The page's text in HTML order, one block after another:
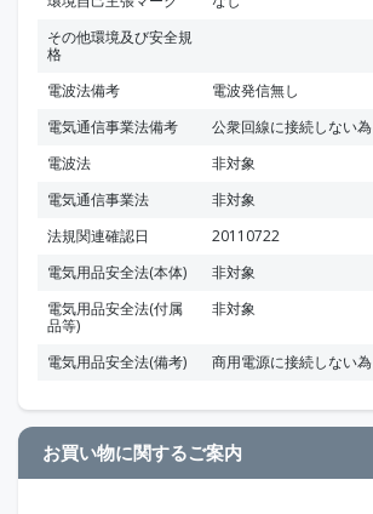
その他環境及び安全規
格
電波法備考
電波発信無し
電気通信事業法備考
公衆回線に接続しない為
電波法
非対象
電気通信事業法
非対象
法規関連確認日
20110722
電気用品安全法(本体)
非対象
電気用品安全法(付属
品等)
非対象
電気用品安全法(備考) 商用電源に接続しない為
お買い物に関するご案内